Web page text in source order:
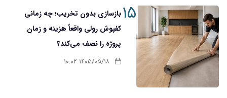
۱۵بازسازی بدون تخریب؛ چه زمانی
کفپوش رولی واقعاً هزینه و زمان
پروژه را نصف می‌کند؟
۱۴۰۵/۰۵/۱۸ ۱۰:۰۲